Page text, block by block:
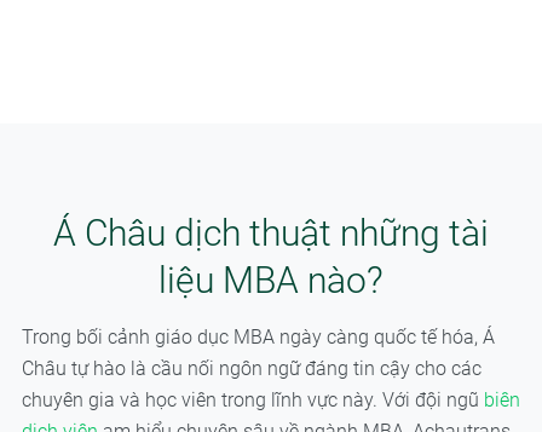
Á Châu dịch thuật những tài
liệu MBA nào?
Trong bối cảnh giáo dục MBA ngày càng quốc tế hóa, Á
Châu tự hào là cầu nối ngôn ngữ đáng tin cậy cho các
chuyên gia và học viên trong lĩnh vực này. Với đội ngũ biên